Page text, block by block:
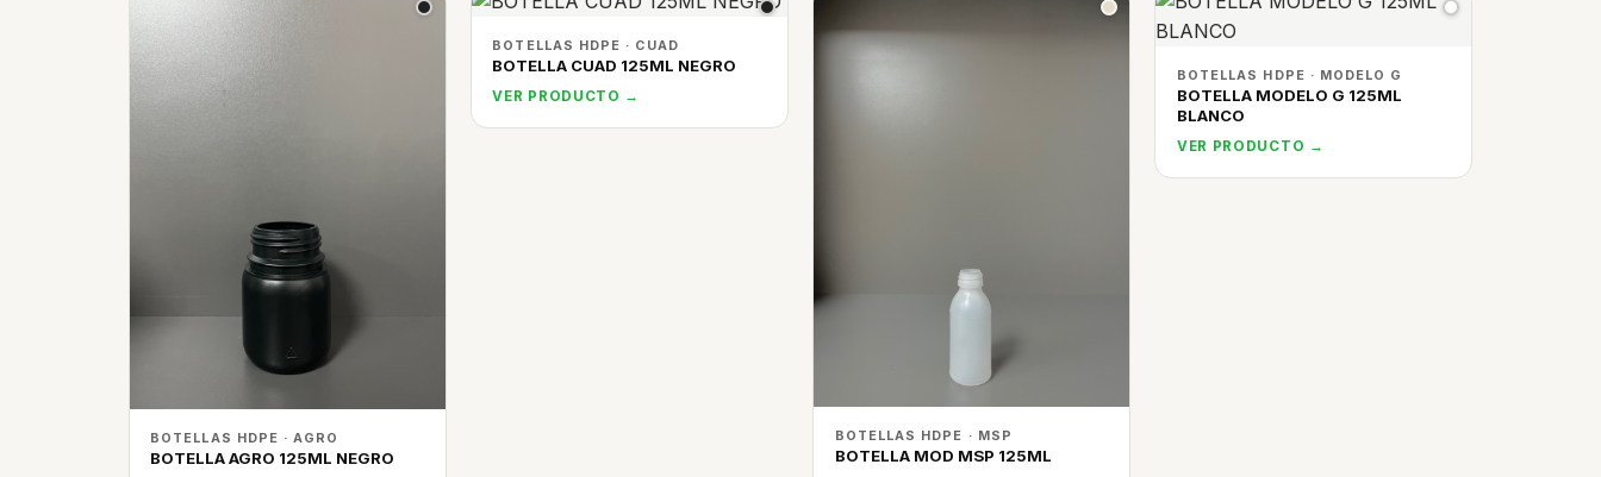
BOTELLAS HDPE · AGRO
BOTELLA AGRO 125ML NEGRO
BOTELLAS HDPE · CUAD
BOTELLA CUAD 125ML NEGRO
VER PRODUCTO →
BOTELLAS HDPE · MSP
BOTELLA MOD MSP 125ML
BOTELLAS HDPE · MODELO G
BOTELLA MODELO G 125ML
BLANCO
VER PRODUCTO →